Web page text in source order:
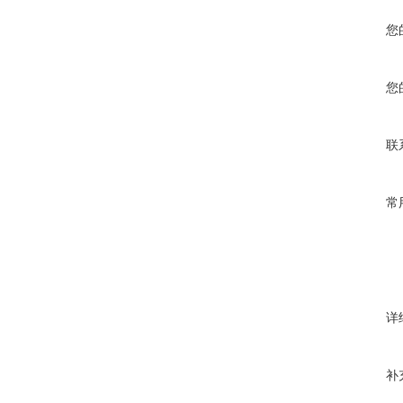
您
您
联
常
详
补